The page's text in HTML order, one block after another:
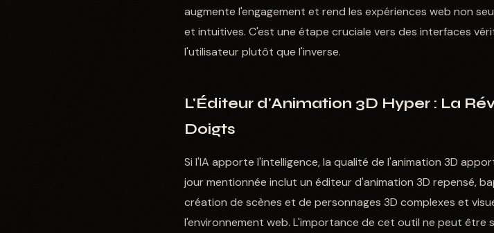
augmente l'engagement et rend les expériences web non
et intuitives. C'est une étape cruciale vers des interfaces
l'utilisateur plutôt que l'inverse.
L'Éditeur d'Animation 3D Hyper : La
Doigts
Si l'IA apporte l'intelligence, la qualité de l'animation 3D
jour mentionnée inclut un éditeur d'animation 3D repensé,
création de scènes et de personnages 3D complexes et
l'environnement web. L'importance de cet outil ne peut être